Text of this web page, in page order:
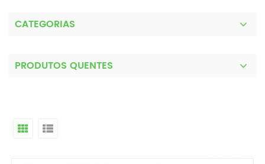
CATEGORIAS
PRODUTOS QUENTES